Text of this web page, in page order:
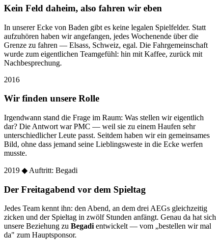
Kein Feld daheim, also fahren wir eben
In unserer Ecke von Baden gibt es keine legalen Spielfelder. Statt
aufzuhören haben wir angefangen, jedes Wochenende über die
Grenze zu fahren — Elsass, Schweiz, egal. Die Fahrgemeinschaft
wurde zum eigentlichen Teamgefühl: hin mit Kaffee, zurück mit
Nachbesprechung.
2016
Wir finden unsere Rolle
Irgendwann stand die Frage im Raum: Was stellen wir eigentlich
dar? Die Antwort war PMC — weil sie zu einem Haufen sehr
unterschiedlicher Leute passt. Seitdem haben wir ein gemeinsames
Bild, ohne dass jemand seine Lieblingsweste in die Ecke werfen
musste.
2019 ◆ Auftritt: Begadi
Der Freitagabend vor dem Spieltag
Jedes Team kennt ihn: den Abend, an dem drei AEGs gleichzeitig
zicken und der Spieltag in zwölf Stunden anfängt. Genau da hat sich
unsere Beziehung zu Begadientwickelt — vom „bestellen wir mal
da" zum Hauptsponsor.